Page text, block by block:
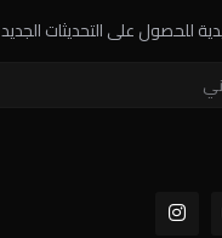
للحصول على التحديثات الجديد